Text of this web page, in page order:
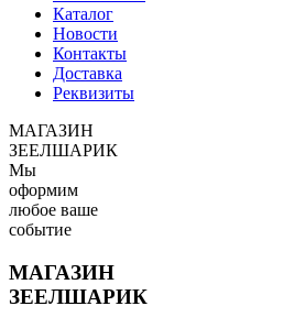
Каталог
Новости
Контакты
Доставка
Реквизиты
МАГАЗИН
ЗЕЕЛШАРИК
Мы
оформим
любое ваше
событие
МАГАЗИН
ЗЕЕЛШАРИК